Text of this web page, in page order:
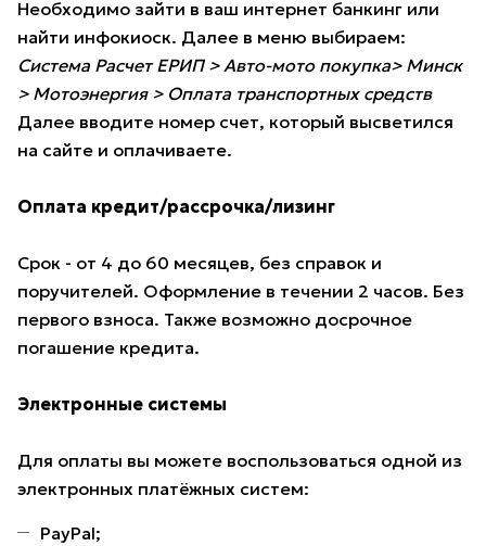
Необходимо зайти в ваш интернет банкинг или
найти инфокиоск. Далее в меню выбираем:
Система Расчет ЕРИП > Авто-мото покупка> Минск
> Мотоэнергия > Оплата транспортных средств
Далее вводите номер счет, который высветился
на сайте и оплачиваете.
Оплата кредит/рассрочка/лизинг
Срок - от 4 до 60 месяцев, без справок и
поручителей. Оформление в течении 2 часов. Без
первого взноса. Также возможно досрочное
погашение кредита.
Электронные системы
Для оплаты вы можете воспользоваться одной из
электронных платёжных систем:
PayPal;